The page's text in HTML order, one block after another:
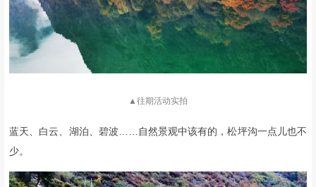
▲往期活动实拍
蓝天、白云、湖泊、碧波…… 自然景观中该有的，松坪沟一点儿也不
少。